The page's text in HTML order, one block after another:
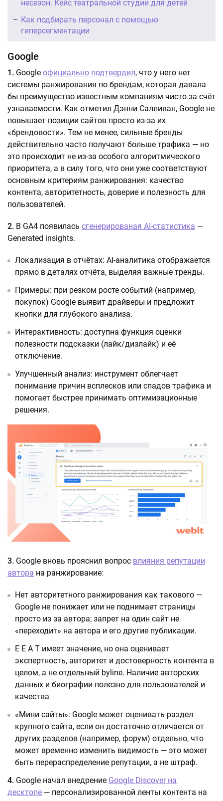
несезон. Кейс театральной студии для детей
Как подбирать персонал с помощью
гиперсегментации
Google
1. Google официально подтвердил, что у него нет
системы ранжирования по брендам, которая давала
бы преимущество известным компаниям чисто за счёт
узнаваемости. Как отметил Дэнни Салливан, Google не
повышает позиции сайтов просто из-за их
«брендовости». Тем не менее, сильные бренды
действительно часто получают больше трафика — но
это происходит не из-за особого алгоритмического
приоритета, а в силу того, что они уже соответствуют
основным критериям ранжирования: качество
контента, авторитетность, доверие и полезность для
пользователей.
2. В GA4 появилась сгенерированая AI-статистика —
Generated insights.
Локализация в отчётах: AI-аналитика отображается
прямо в деталях отчёта, выделяя важные тренды.
Примеры: при резком росте событий (например,
покупок) Google выявит драйверы и предложит
кнопки для глубокого анализа.
Интерактивность: доступна функция оценки
полезности подсказки (лайк/дизлайк) и её
отключение.
Улучшенный анализ: инструмент облегчает
понимание причин всплесков или спадов трафика и
помогает быстрее принимать оптимизационные
решения.
3. Google вновь прояснил вопрос влияния репутации
автора на ранжирование:
Нет авторитетного ранжирования как такового —
Google не понижает или не поднимает страницы
просто из за автора; запрет на один сайт не
«переходит» на автора и его другие публикации.
E E A T имеет значение, но она оценивает
экспертность, авторитет и достоверность контента в
целом, а не отдельный byline. Наличие авторских
данных и биографии полезно для пользователей и
качества
«Мини сайты»: Google может оценивать раздел
крупного сайта, если он достаточно отличается от
других разделов (например, форум) отдельно, что
может временно изменить видимость — это может
быть перераспределение репутации, а не штраф.
4. Google начал внедрение Google Discover на
десктопе — персонализированной ленты контента на